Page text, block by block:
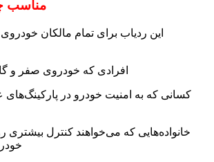
مناسب
این ردیاب برای تمام مالکان
افرادی که خودروی صفر و
کسانی که به امنیت خودرو در
خانواده‌هایی که می‌خواهند کنترل بیشتری